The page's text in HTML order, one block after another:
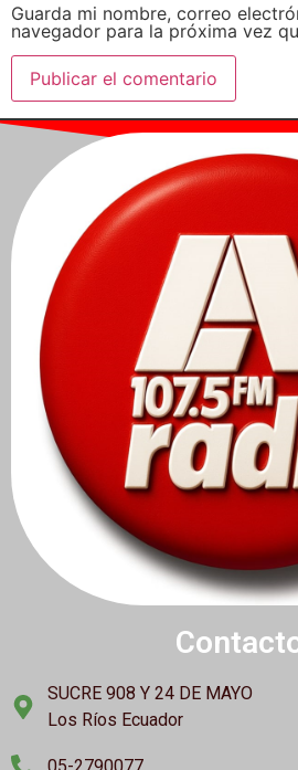
Guarda mi nombre, correo
navegador para la próxima vez
SUCRE 908 Y 24 DE MAYO
Los Ríos Ecuador
05-2790077